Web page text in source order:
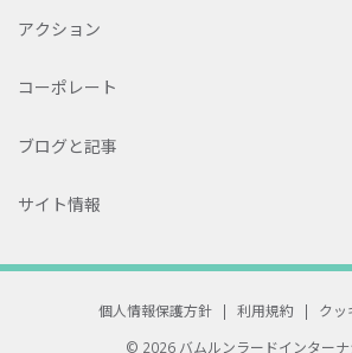
アクション
コーポレート
ブログと記事
サイト情報
個人情報保護方針 | 利用規約 |
クッ
© 2026 バムルンラードインターナ